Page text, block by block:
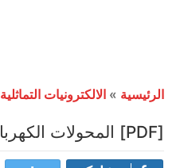
الرئيسية » الالكترونيات التماثلية